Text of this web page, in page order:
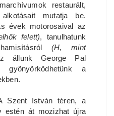
restaurált,
mutatja be.
évek motorosaival az
felett), tanulhatunk
(H, mint
állunk George Pal
gyönyörködhetünk a
Szent István téren, a
estén át mozizhat újra